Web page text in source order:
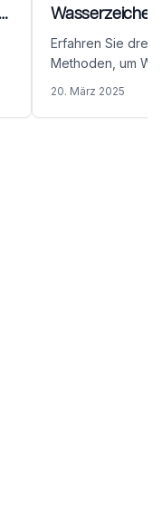
Wasserzeichen
Erfahren Sie drei
Methoden, um
vertraulichen
20. März 2025